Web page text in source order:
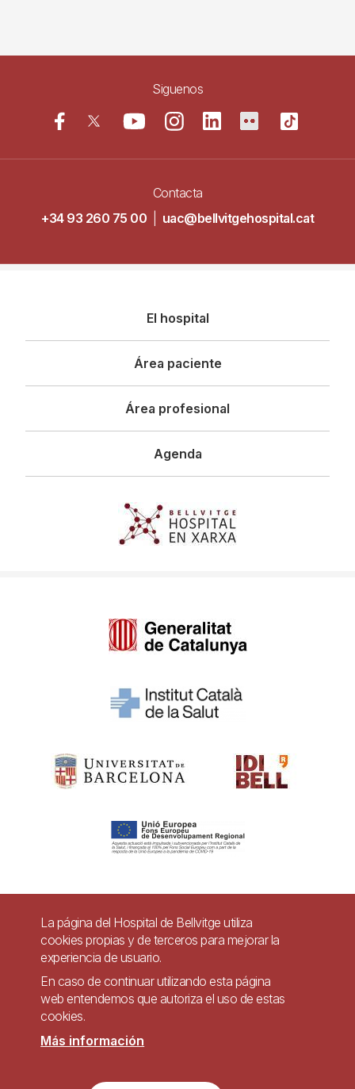
Siguenos
Contacta
+34 93 260 75 00
uac@bellvitgehospital.cat
principal
El hospital
Área paciente
Área profesional
Agenda
Pie
página
Contacto
Accesibilidad
Política de Privacidad de Sistemas de Videovigilancia
Sitio web accesible de conformidad con el Real Decreto 1112/2018, de 7 de
La página del Hospital de Bellvitge utiliza
cookies propias y de terceros para mejorar la
experiencia de usuario.
En caso de continuar utilizando esta página
web entendemos que autoriza el uso de estas
cookies.
Más información